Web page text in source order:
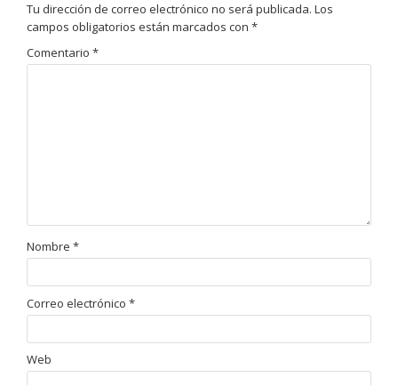
Tu dirección de correo electrónico no será publicada. Los
campos obligatorios están marcados con *
Comentario *
Nombre *
Correo electrónico *
Web